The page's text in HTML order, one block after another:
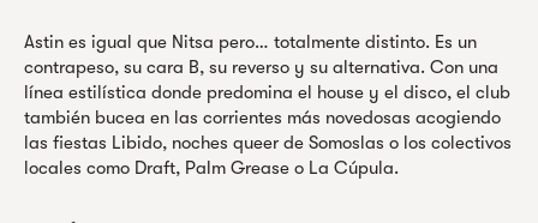
Astin es igual que Nitsa pero… totalmente distinto. Es un
contrapeso, su cara B, su reverso y su alternativa. Con una
línea estilística donde predomina el house y el disco, el club
también bucea en las corrientes más novedosas acogiendo
las fiestas Libido, noches queer de Somoslas o los colectivos
locales como Draft, Palm Grease o La Cúpula.